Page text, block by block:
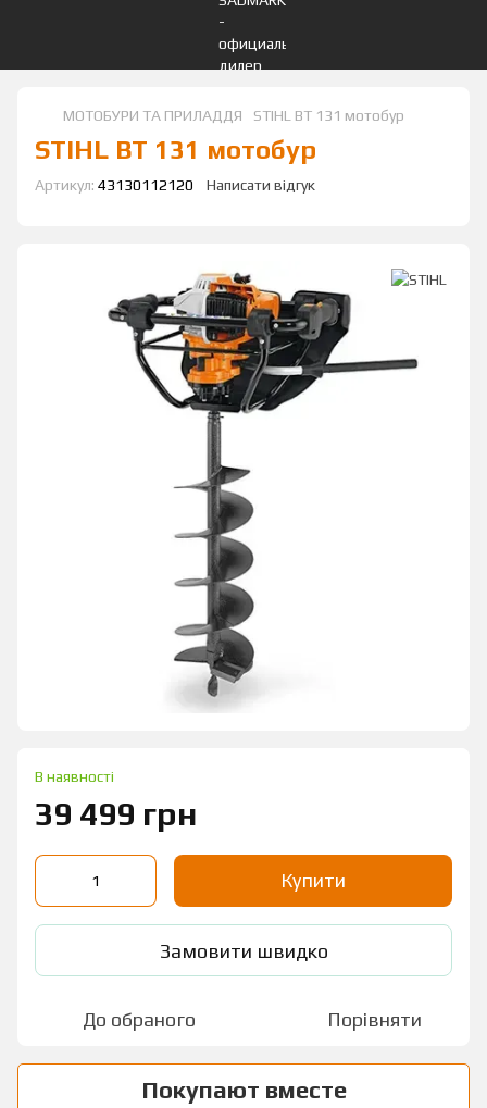
МОТОБУРИ ТА ПРИЛАДДЯ STIHL BT 131 мотобур
STIHL BT 131 мотобур
Артикул: 43130112120 Написати відгук
В наявності
39 499 грн
Купити
Замовити швидко
До обраного Порівняти
Покупают вместе